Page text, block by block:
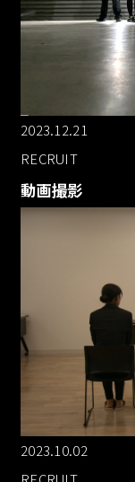
2023.12.21
RECRUIT
動画撮影
2023.10.02